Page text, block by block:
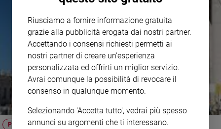
PRIMO PIANO
Riusciamo a fornire informazione gratuita
grazie alla pubblicità erogata dai nostri partner.
Accettando i consensi richiesti permetti ai
nostri partner di creare un'esperienza
personalizzata ed offrirti un miglior servizio.
Avrai comunque la possibilità di revocare il
consenso in qualunque momento.
Selezionando 'Accetta tutto', vedrai più spesso
annunci su argomenti che ti interessano.